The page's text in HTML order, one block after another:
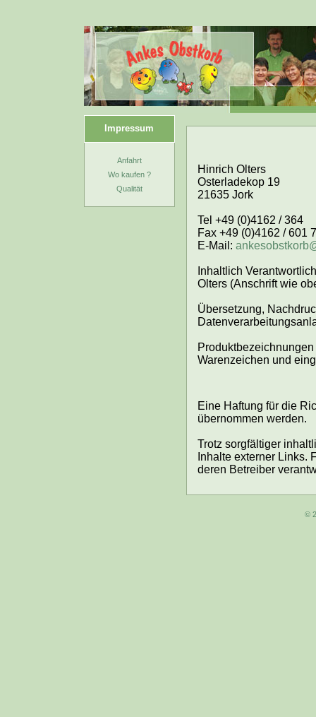
Impressum
Anfahrt
Wo kaufen ?
Qualität
Hinrich Olters
Osterladekop 19
21635 Jork
Tel +49 (0)4162 / 364
Fax +49 (0)4162 / 601
E-Mail:
Inhaltlich
Olters (Anschrift wie
Übersetzung,
Warenzeichen und
Eine Haftung für die
übernommen werden.
Trotz sorgfältiger
Inhalte externer Links.
deren Betreiber
©